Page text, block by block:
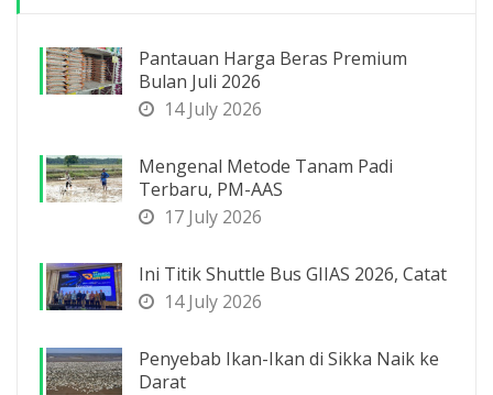
Pantauan Harga Beras Premium
Bulan Juli 2026
14 July 2026
Mengenal Metode Tanam Padi
Terbaru, PM-AAS
17 July 2026
Ini Titik Shuttle Bus GIIAS 2026, Catat
14 July 2026
Penyebab Ikan-Ikan di Sikka Naik ke
Darat